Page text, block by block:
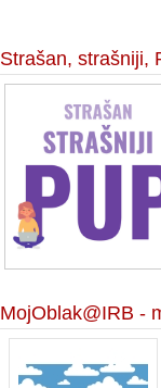
Strašan, strašniji,
MojOblak@IRB -